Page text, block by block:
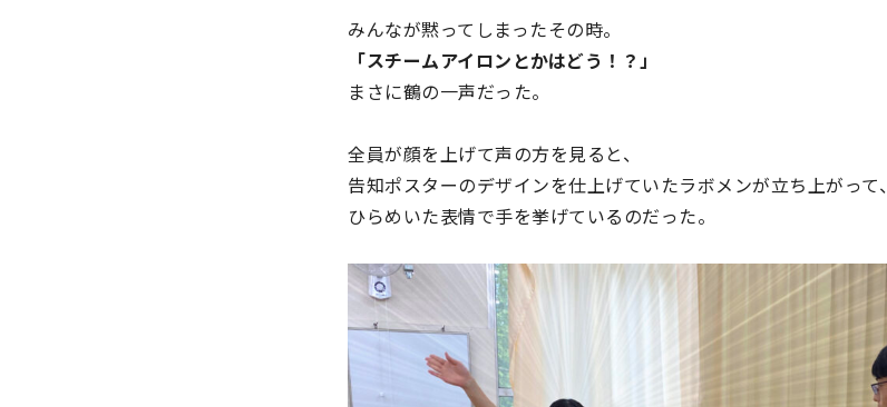
みんなが黙ってしまったその時。
「スチームアイロンとかはどう！？」
まさに鶴の一声だった。
全員が顔を上げて声の方を見ると、
告知ポスターのデザインを仕上げていたラボメンが立ち上がって、
ひらめいた表情で手を挙げているのだった。